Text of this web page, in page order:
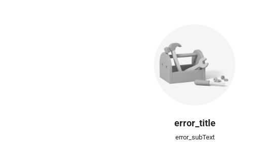
error_title
error_subText